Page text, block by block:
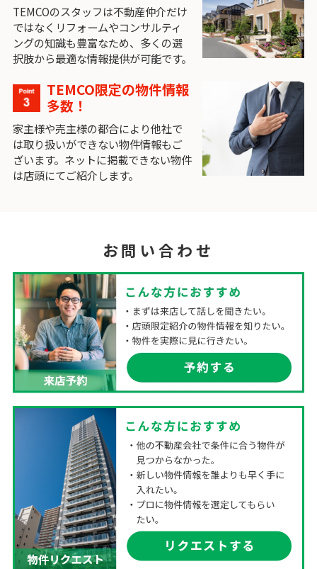
TEMCOのスタッフは不動産仲介だけ
ではなくリフォームやコンサルティ
ングの知識も豊富なため、多くの選
択肢から最適な情報提供が可能です。
TEMCO限定の物件情報
多数！
家主様や売主様の都合により他社で
は取り扱いができない物件情報もご
ざいます。ネットに掲載できない物件
は店頭にてご紹介します。
お問い合わせ